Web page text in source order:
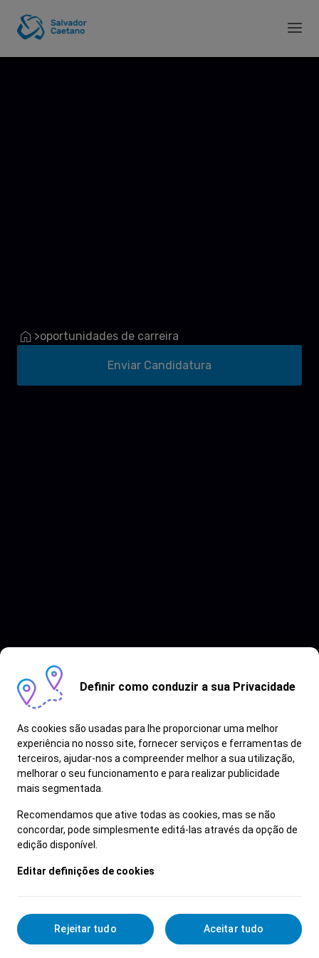
>oportunidades de carreira
Enviar Candidatura
Vagas semelhantes
Definir como conduzir a sua Privacidade
As cookies são usadas para lhe proporcionar uma melhor
experiência no nosso site, fornecer serviços e ferramentas de
terceiros, ajudar-nos a compreender melhor a sua utilização,
melhorar o seu funcionamento e para realizar publicidade
mais segmentada.
Recomendamos que ative todas as cookies, mas se não
concordar, pode simplesmente editá-las através da opção de
edição disponível.
Editar definições de cookies
Rejeitar tudo Aceitar tudo